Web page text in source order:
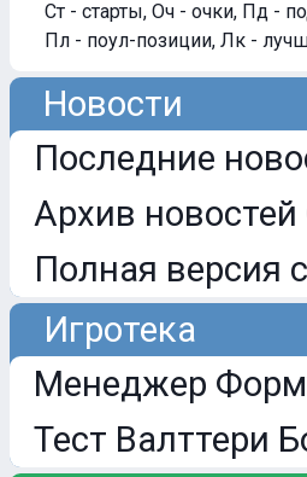
Ст - старты, Оч - очки, Пд -
Пл - поул-позиции, Лк -
Новости
Последние
Архив
Полная версия
Игротека
Менеджер
Тест Валттери